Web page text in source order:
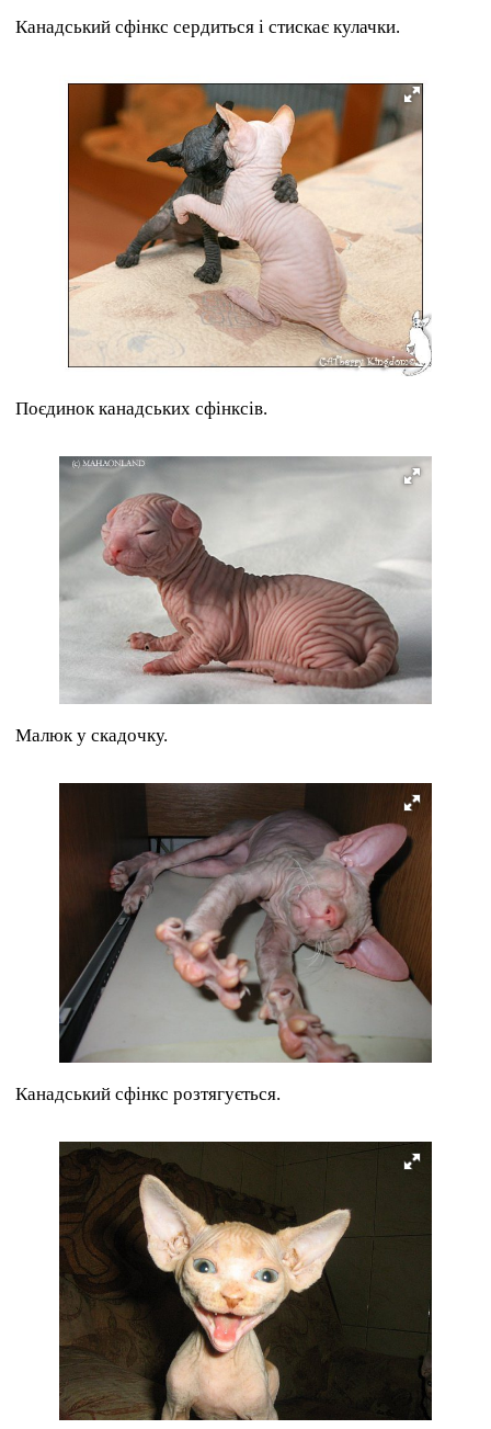
Канадський сфінкс сердиться і стискає кулачки.
Поєдинок канадських сфінксів.
Малюк у скадочку.
Канадський сфінкс розтягується.